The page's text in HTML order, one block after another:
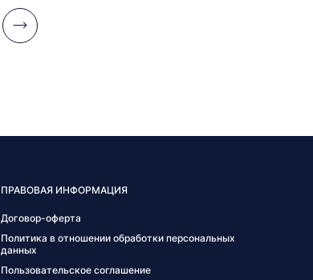
ПРАВОВАЯ ИНФОРМАЦИЯ
Договор-оферта
Политика в отношении обработки персональных
данных
Пользовательское соглашение